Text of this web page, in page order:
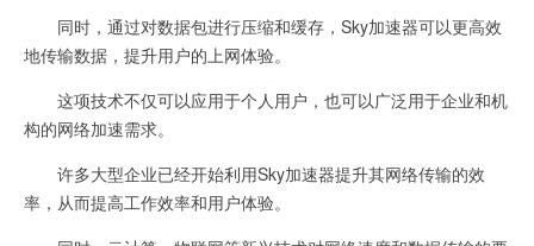
同时，通过对数据包进行压缩和缓存，Sky加速器可以更高效
地传输数据，提升用户的上网体验。
这项技术不仅可以应用于个人用户，也可以广泛用于企业和机
构的网络加速需求。
许多大型企业已经开始利用Sky加速器提升其网络传输的效
率，从而提高工作效率和用户体验。